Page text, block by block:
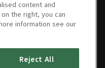
23회 24회
content and
the right, you can
information see our
Reject All